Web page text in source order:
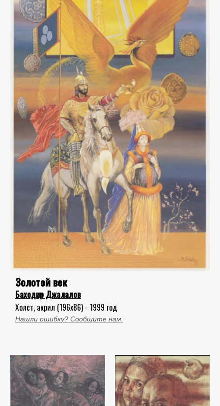
Золотой век
Баходир Джалалов
Холст, акрил (196x86) - 1999 год
Нашли ошибку? Сообщите нам.